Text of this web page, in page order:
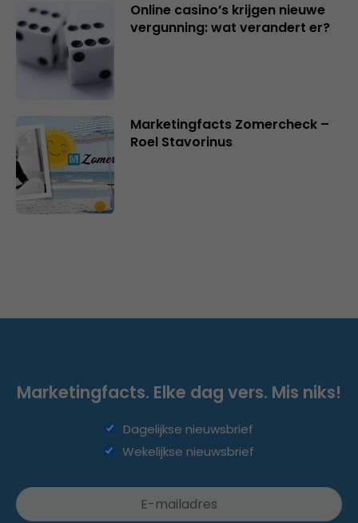
Online casino’s krijgen nieuwe
vergunning: wat verandert er?
Marketingfacts Zomercheck –
Roel Stavorinus
Marketingfacts. Elke dag vers. Mis niks!
Dagelijkse nieuwsbrief
Wekelijkse nieuwsbrief